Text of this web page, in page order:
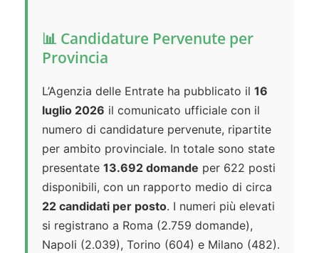
📊 Candidature Pervenute per
Provincia
L’Agenzia delle Entrate ha pubblicato il 16
luglio 2026 il comunicato ufficiale con il
numero di candidature pervenute, ripartite
per ambito provinciale. In totale sono state
presentate 13.692 domande per 622 posti
disponibili, con un rapporto medio di circa
22 candidati per posto. I numeri più elevati
si registrano a Roma (2.759 domande),
Napoli (2.039), Torino (604) e Milano (482).